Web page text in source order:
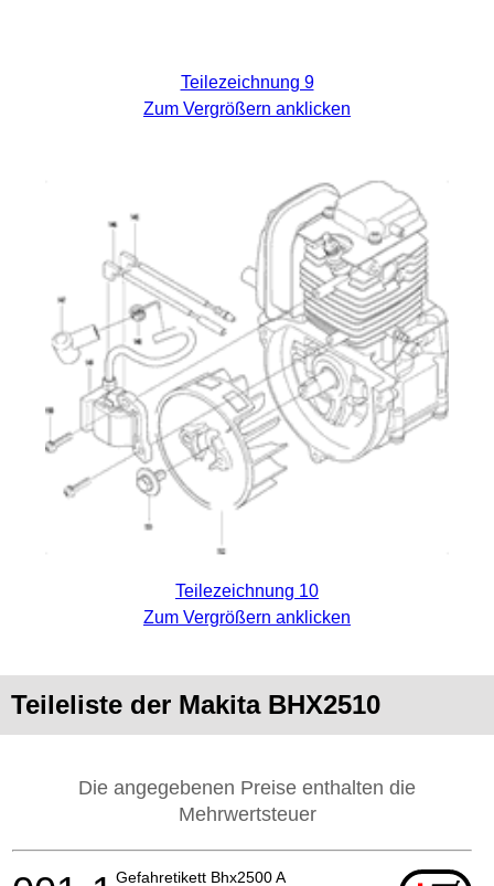
Teilezeichnung 9
Zum Vergrößern anklicken
Teilezeichnung 10
Zum Vergrößern anklicken
Teileliste der Makita BHX2510
Die angegebenen Preise enthalten die
Mehrwertsteuer
Gefahretikett Bhx2500 A